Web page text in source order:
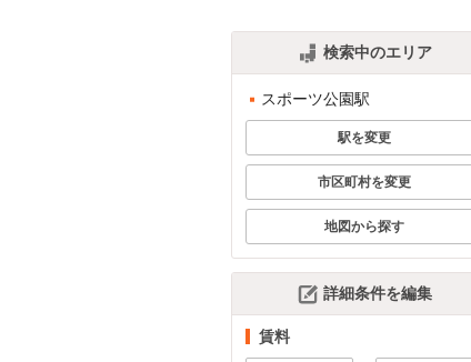
検索中のエリア
スポーツ公園駅
駅を変更
市区町村を変更
地図から探す
詳細条件を編集
賃料